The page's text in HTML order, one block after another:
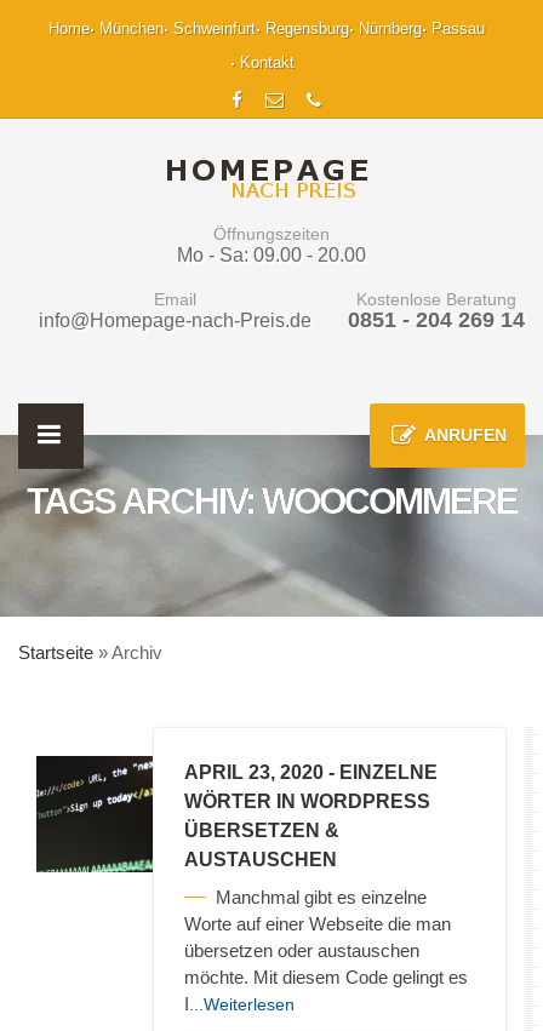
Home München Schweinfurt Regensburg Nürnberg
Passau
Kontakt
Öffnungszeiten
Mo - Sa: 09.00 - 20.00
Email
info@Homepage-nach-Preis.de
Kostenlose Beratung
0851 - 204 269 14
ANRUFEN
TAGS ARCHIV: WOOCOMMERE
Startseite »Archiv
APRIL 23, 2020 - EINZELNE
WÖRTER IN WORDPRESS
ÜBERSETZEN &
AUSTAUSCHEN
Manchmal gibt es einzelne
Worte auf einer Webseite die man
übersetzen oder austauschen
möchte. Mit diesem Code gelingt es
I ...Weiterlesen